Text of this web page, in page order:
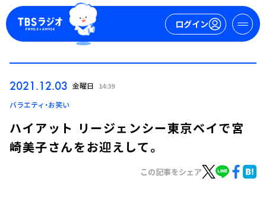
ログイン
ログイン
2021.12.03 金曜日 14:39
バラエティ・お笑い
ハイアット リージェンシー東京ベイで宮
崎美子さんをお迎えして。
この記事をシェア